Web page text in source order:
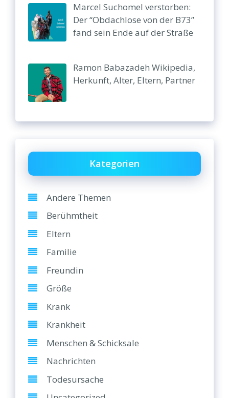
Marcel Suchomel verstorben:
Der “Obdachlose von der B73”
fand sein Ende auf der Straße
Ramon Babazadeh Wikipedia,
Herkunft, Alter, Eltern, Partner
Kategorien
Andere Themen
Berühmtheit
Eltern
Familie
Freundin
Größe
Krank
Krankheit
Menschen & Schicksale
Nachrichten
Todesursache